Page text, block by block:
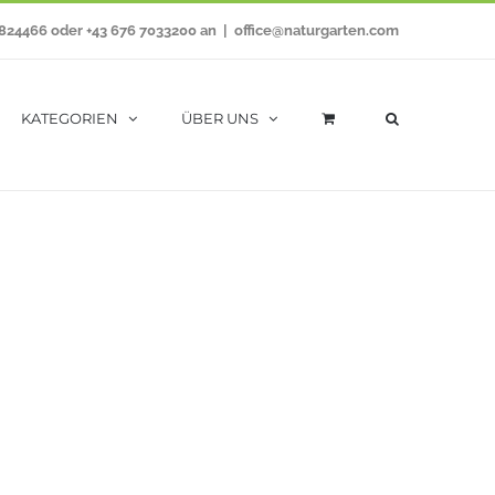
oder +43 676 7033200 an office@naturgarten.com
KATEGORIEN ÜBER UNS